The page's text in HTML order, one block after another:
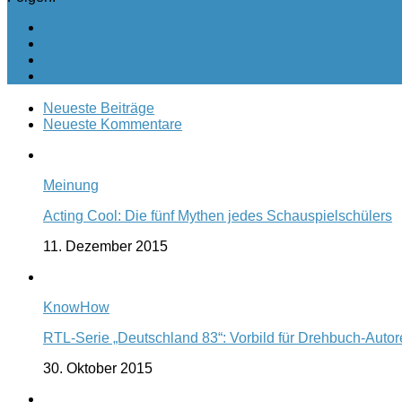
Neueste Beiträge
Neueste Kommentare
Meinung
Acting Cool: Die fünf Mythen jedes Schauspielschülers
11. Dezember 2015
KnowHow
RTL-Serie „Deutschland 83“: Vorbild für Drehbuch-
30. Oktober 2015